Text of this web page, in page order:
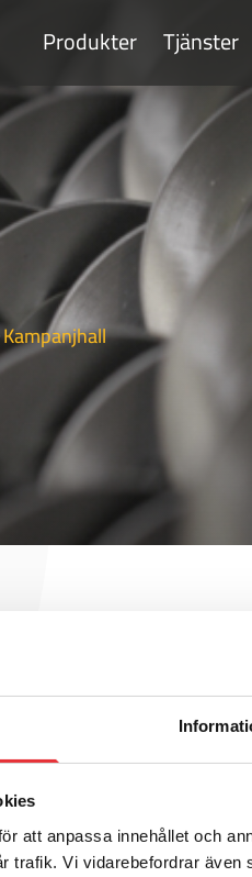
att anpassa innehållet och
trafik. Vi vidarebefordrar även
Produkter Tjänster
Kampanjhall